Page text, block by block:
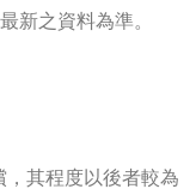
新之資料為準。
其程度以後者較為